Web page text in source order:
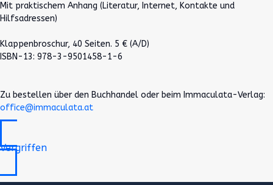
Mit praktischem Anhang (Literatur, Internet, Kontakte und
Hilfsadressen)
Klappenbroschur, 40 Seiten. 5 € (A/D)
ISBN-13: 978-3-9501458-1-6
Zu bestellen über den Buchhandel oder beim Immaculata-Verlag:
office@immaculata.at
Vergriffen